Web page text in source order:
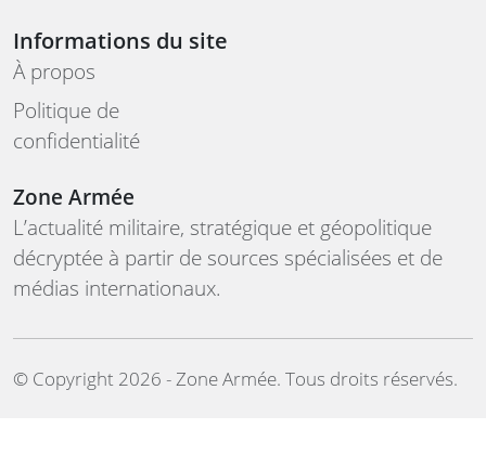
Informations du site
À propos
Politique de
confidentialité
Zone Armée
L’actualité militaire, stratégique et géopolitique
décryptée à partir de sources spécialisées et de
médias internationaux.
©️ Copyright 2026 - Zone Armée. Tous droits réservés.